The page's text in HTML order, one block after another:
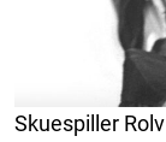
Skuespiller